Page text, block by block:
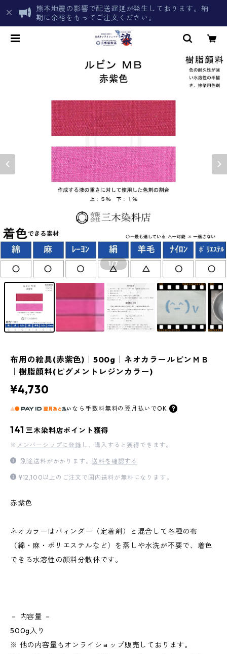
熊本地震の影響で配送遅延が発生しております。納
期に余裕をもってご注文ください。
1/7
布用の絵具(赤紫色)｜500g｜ネオカラールビンＭＢ
｜樹脂顔料(ピグメントレジンカラー)
¥4,730
なら 手数料無料の 翌月払いでOK
141 三木染料店ポイント獲得
※ メンバーシップに登録 し、購入すると獲得できます。
別途送料がかかります。送料を確認する
¥12,100以上のご注文で国内送料が無料になります。
赤紫色
ネオカラーはバィンダー（定着剤）と混合して各種の布
（綿・麻・ポリエステルなど）を蒸しや水洗が不要で、着色
できる水溶性の顔料分散体です。
－ 内容量 －
500g入り
※ 他の内容量もオンライショップ販売しております。